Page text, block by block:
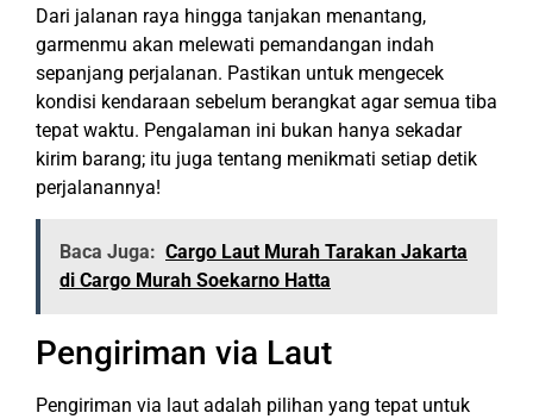
Dari jalanan raya hingga tanjakan menantang,
garmenmu akan melewati pemandangan indah
sepanjang perjalanan. Pastikan untuk mengecek
kondisi kendaraan sebelum berangkat agar semua tiba
tepat waktu. Pengalaman ini bukan hanya sekadar
kirim barang; itu juga tentang menikmati setiap detik
perjalanannya!
Baca Juga: Cargo Laut Murah Tarakan Jakarta
di Cargo Murah Soekarno Hatta
Pengiriman via Laut
Pengiriman via laut adalah pilihan yang tepat untuk